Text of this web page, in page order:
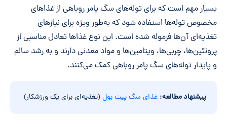
بسیار مهم است که برای توله‌های سگ پامر روباهی از غذاهای
مخصوص توله‌ها استفاده شود که به‌طور ویژه برای نیازهای
تغذیه‌ای آن‌ها فرموله شده است. این نوع غذاها تعادل مناسبی از
پروتئین‌ها، چربی‌ها، ویتامین‌ها و مواد معدنی دارند و به رشد سالم
و پایدار توله‌های سگ پامر روباهی کمک می‌کنند.
پیشنهاد مطالعه: غذای سگ پیت بول(تغذیه‌ای برای یک ورزشکار)